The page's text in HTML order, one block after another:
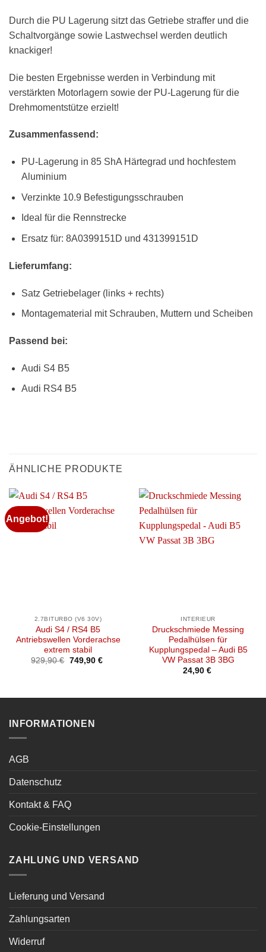
Durch die PU Lagerung sitzt das Getriebe straffer und die
Schaltvorgänge sowie Lastwechsel werden deutlich
knackiger!
Die besten Ergebnisse werden in Verbindung mit
verstärkten Motorlagern sowie der PU-Lagerung für die
Drehmomentstütze erzielt!
Zusammenfassend:
PU-Lagerung in 85 ShA Härtegrad und hochfestem
Aluminium
Verzinkte 10.9 Befestigungsschrauben
Ideal für die Rennstrecke
Ersatz für: 8A0399151D und 431399151D
Lieferumfang:
Satz Getriebelager (links + rechts)
Montagematerial mit Schrauben, Muttern und Scheiben
Passend bei:
Audi S4 B5
Audi RS4 B5
ÄHNLICHE PRODUKTE
Angebot!
2.7BITURBO (V6 30V)
Audi S4 / RS4 B5
Antriebswellen Vorderachse
extrem stabil
929,90€ Ursprünglicher
749,90 €Aktueller
INTERIEUR
Druckschmiede Messing
Pedalhülsen für
Kupplungspedal – Audi B5
VW Passat 3B 3BG
24,90 €
INFORMATIONEN
AGB
Datenschutz
Kontakt & FAQ
Cookie-Einstellungen
ZAHLUNG UND VERSAND
Lieferung und Versand
Zahlungsarten
Widerruf